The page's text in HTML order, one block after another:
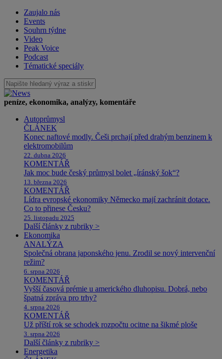
Zaujalo nás
Events
Souhrn týdne
Video
Peak Voice
Podcast
Tématické speciály
peníze, ekonomika, analýzy, komentáře
Autoprůmysl
ČLÁNEK
Konec naftové modly. Češi prchají před drahým benzinem k
elektromobilům
22. dubna 2026
KOMENTÁŘ
Jak moc bude český průmysl bolet „íránský šok“?
13. března 2026
KOMENTÁŘ
Lídra evropské ekonomiky Německo mají zachránit dotace.
Co to přinese Česku?
25. listopadu 2025
Další články z rubriky >
Ekonomika
ANALÝZA
Společná obrana japonského jenu. Zrodil se nový intervenční
režim?
6. srpna 2026
KOMENTÁŘ
Vyšší časová prémie u amerického dluhopisu. Dobrá, nebo
špatná zpráva pro trhy?
4. srpna 2026
KOMENTÁŘ
Už příští rok se schodek rozpočtu ocitne na šikmé ploše
3. srpna 2026
Další články z rubriky >
Energetika